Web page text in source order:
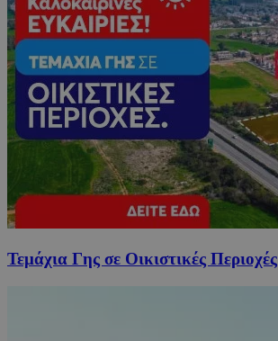
Τεμάχια Γης σε Οικιστικές Περιοχές